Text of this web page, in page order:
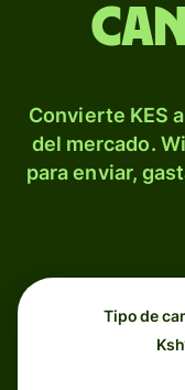
Convierte KES
del mercado.
para enviar,
Tipo de